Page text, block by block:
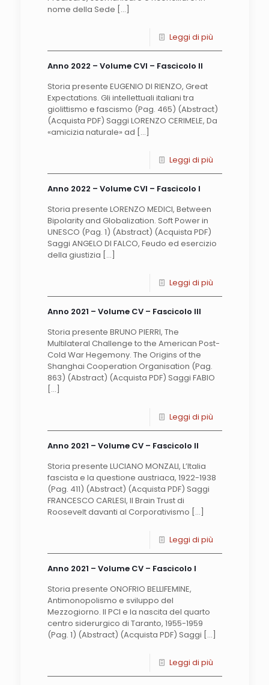
nome della Sede […]
Leggi di più
Anno 2022 – Volume CVI – Fascicolo II
Storia presente EUGENIO DI RIENZO, Great
Expectations. Gli intellettuali italiani tra
giolittismo e fascismo (Pag. 465) (Abstract)
(Acquista PDF) Saggi LORENZO CERIMELE, Da
«amicizia naturale» ad […]
Leggi di più
Anno 2022 – Volume CVI – Fascicolo I
Storia presente LORENZO MEDICI, Between
Bipolarity and Globalization. Soft Power in
UNESCO (Pag. 1) (Abstract) (Acquista PDF)
Saggi ANGELO DI FALCO, Feudo ed esercizio
della giustizia […]
Leggi di più
Anno 2021 – Volume CV – Fascicolo III
Storia presente BRUNO PIERRI, The
Multilateral Challenge to the American Post-
Cold War Hegemony. The Origins of the
Shanghai Cooperation Organisation (Pag.
863) (Abstract) (Acquista PDF) Saggi FABIO
[…]
Leggi di più
Anno 2021 – Volume CV – Fascicolo II
Storia presente LUCIANO MONZALI, L’Italia
fascista e la questione austriaca, 1922-1938
(Pag. 411) (Abstract) (Acquista PDF) Saggi
FRANCESCO CARLESI, Il Brain Trust di
Roosevelt davanti al Corporativismo […]
Leggi di più
Anno 2021 – Volume CV – Fascicolo I
Storia presente ONOFRIO BELLIFEMINE,
Antimonopolismo e sviluppo del
Mezzogiorno. Il PCI e la nascita del quarto
centro siderurgico di Taranto, 1955-1959
(Pag. 1) (Abstract) (Acquista PDF) Saggi […]
Leggi di più